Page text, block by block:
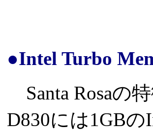
●Intel Turbo
Santa Rosaの
D830には1GB